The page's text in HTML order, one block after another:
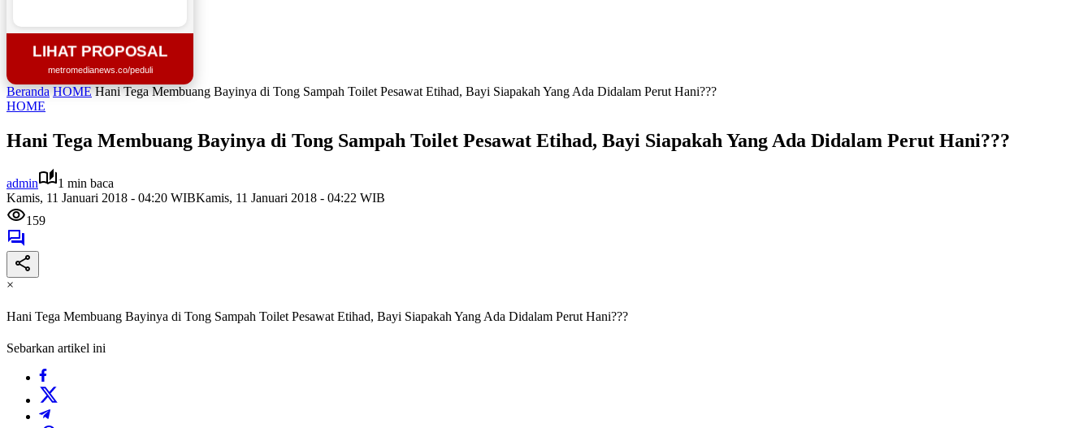
LIHAT PROPOSAL
metromedianews.co/peduli
Beranda HOME Hani Tega Membuang Bayinya di Tong Sampah Toilet Pesawat Etihad, Bayi Siapakah Yang Ada Didalam Perut Hani???
HOME
Hani Tega Membuang Bayinya di Tong Sampah Toilet Pesawat Etihad, Bayi Siapakah Yang Ada Didalam Perut Hani???
admin
1 min baca
Kamis, 11 Januari 2018 - 04:20 WIBKamis, 11 Januari 2018 - 04:22 WIB
159
×
Hani Tega Membuang Bayinya di Tong Sampah Toilet Pesawat Etihad, Bayi Siapakah Yang Ada Didalam Perut Hani???
Sebarkan artikel ini